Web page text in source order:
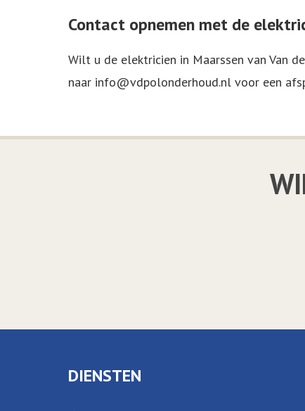
Contact opnemen met de
Wilt u de elektricien in Maarssen van Van
naar info@vdpolonderhoud.nl voor een
DIENSTEN